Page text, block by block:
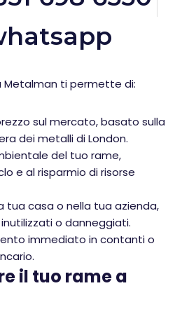
Metalman ti permette di:
sul mercato, basato sulla
dei metalli di London.
del tuo rame,
e al risparmio di risorse
tua casa o nella tua azienda,
o danneggiati.
immediato in contanti o
il tuo rame a